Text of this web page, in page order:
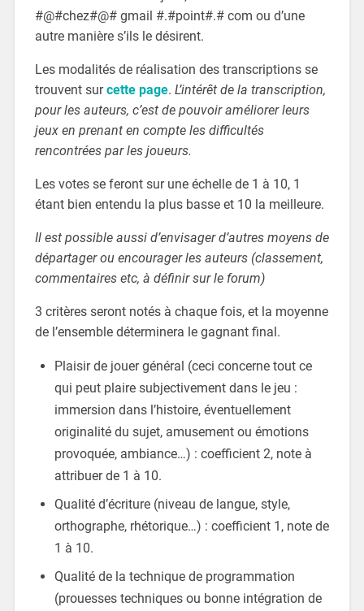
#@#chez#@# gmail #.#point#.# com ou d’une
autre manière s’ils le désirent.
Les modalités de réalisation des transcriptions se
trouvent surcette page. L’intérêt de la transcription,
pour les auteurs, c’est de pouvoir améliorer leurs
jeux en prenant en compte les difficultés
rencontrées par les joueurs.
Les votes se feront sur une échelle de 1 à 10, 1
étant bien entendu la plus basse et 10 la meilleure.
Il est possible aussi d’envisager d’autres moyens de
départager ou encourager les auteurs (classement,
commentaires etc, à définir sur le forum)
3 critères seront notés à chaque fois, et la moyenne
de l’ensemble déterminera le gagnant final.
Plaisir de jouer général (ceci concerne tout ce
qui peut plaire subjectivement dans le jeu :
immersion dans l’histoire, éventuellement
originalité du sujet, amusement ou émotions
provoquée, ambiance…) : coefficient 2, note à
attribuer de 1 à 10.
Qualité d’écriture (niveau de langue, style,
orthographe, rhétorique…) : coefficient 1, note de
1 à 10.
Qualité de la technique de programmation
(prouesses techniques ou bonne intégration de